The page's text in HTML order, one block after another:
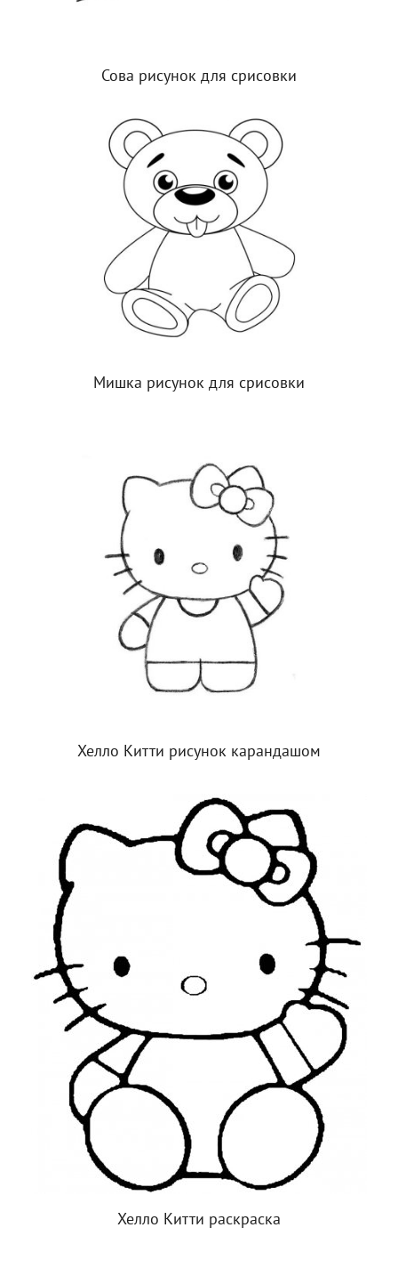
Сова рисунок для срисовки
Мишка рисунок для срисовки
Хелло Китти рисунок карандашом
Хелло Китти раскраска